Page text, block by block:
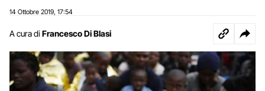
14 Ottobre 2019 17:54
A cura di Francesco Di Blasi